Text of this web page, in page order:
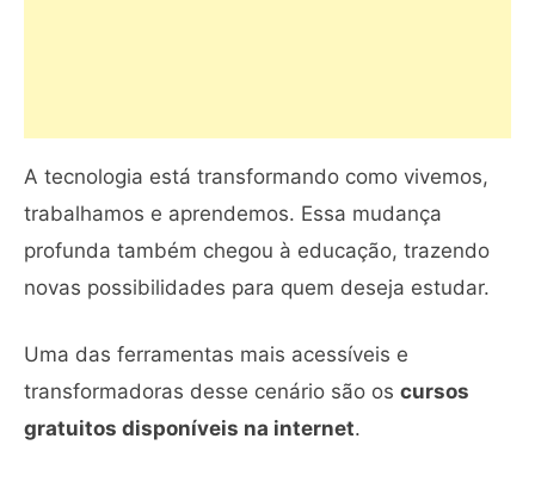
A tecnologia está transformando como vivemos,
trabalhamos e aprendemos. Essa mudança
profunda também chegou à educação, trazendo
novas possibilidades para quem deseja estudar.
Uma das ferramentas mais acessíveis e
transformadoras desse cenário são os cursos
gratuitos disponíveis na internet.